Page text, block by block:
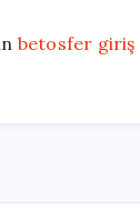
betosfer giriş